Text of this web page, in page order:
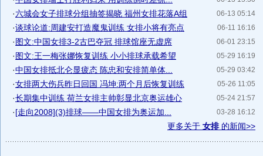
06-13 05:14
·六城会女子排球分组抽签揭晓 福州女排花落A组
06-11 16:16
·谈球论道:周建安打造魔鬼训练 女排小将有亮点
06-01 23:15
·图文:中国女排3-2古巴夺冠 排球馆座无虚席
05-29 16:19
·图文:王一梅张娜恢复训练 小小排球承载希望
05-29 03:42
·中国女排抵北仑显疲态 陈忠和安排简单体...
05-26 11:05
·女排两大伤兵昨日回国 冯坤:两个月后恢复训练
05-24 21:57
·长期集中训练 荷兰女排主帅彰显北京奥运雄心
03-28 16:12
·[走向2008](3)排球――中国女排为奥运加...
更多关于 女排的新闻>>